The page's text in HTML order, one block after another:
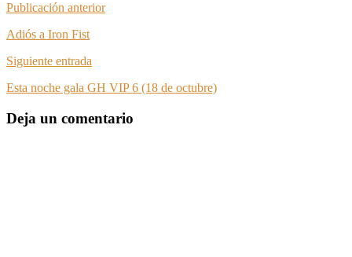
Publicación anterior
Adiós a Iron Fist
Siguiente entrada
Esta noche gala GH VIP 6 (18 de octubre)
Deja un comentario